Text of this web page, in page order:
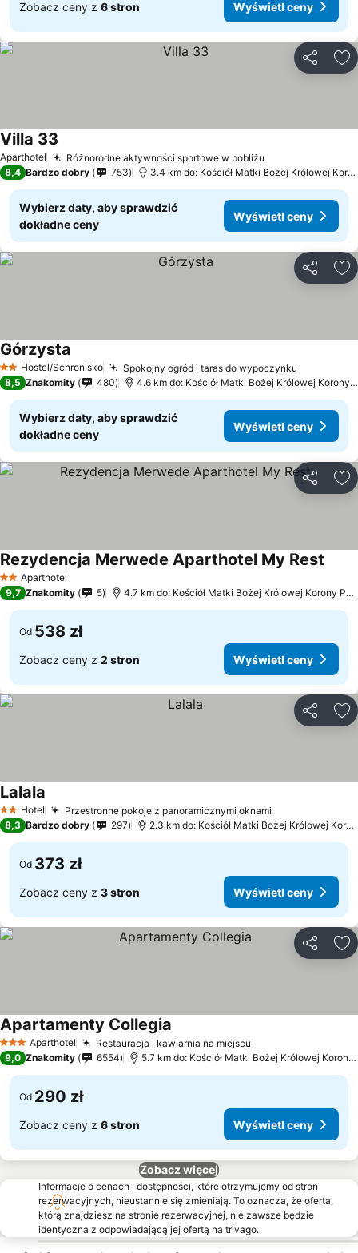
Zobacz ceny z 6 stron Wyświetl ceny
Aparthotel Różnorodne aktywności sportowe w pobliżu
Villa 33
8,4 Bardzo dobry 753 3.4 km do: Kościół Matki Bożej Królowej Korony Polskiej
Wybierz daty, aby sprawdzić
dokładne ceny
Wyświetl ceny
2 Kategoria
Hostel/Schronisko Spokojny ogród i taras do wypoczynku
Górzysta
8,5 Znakomity 480 4.6 km do: Kościół Matki Bożej Królowej Korony Polskiej
Wybierz daty, aby sprawdzić
dokładne ceny
Wyświetl ceny
2 Kategoria
Aparthotel
Rezydencja Merwede Aparthotel My Rest
9,7 Znakomity 5 4.7 km do: Kościół Matki Bożej Królowej Korony Polskiej
Od 538 zł
Zobacz ceny z 2 stron Wyświetl ceny
2 Kategoria
Hotel Przestronne pokoje z panoramicznymi oknami
Lalala
8,3 Bardzo dobry 297 2.3 km do: Kościół Matki Bożej Królowej Korony Polskiej
Od 373 zł
Zobacz ceny z 3 stron Wyświetl ceny
3 KategoriaAparthotel Restauracja i kawiarnia na miejscu
Apartamenty Collegia
9,0 Znakomity 6554 5.7 km do: Kościół Matki Bożej Królowej Korony Polskiej
Od 290 zł
Zobacz ceny z 6 stron Wyświetl ceny
Zobacz więcej
Informacje o cenach i dostępności, które otrzymujemy od stron
rezerwacyjnych, nieustannie się zmieniają. To oznacza, że oferta,
którą znajdziesz na stronie rezerwacyjnej, nie zawsze będzie
identyczna z odpowiadającą jej ofertą na trivago.